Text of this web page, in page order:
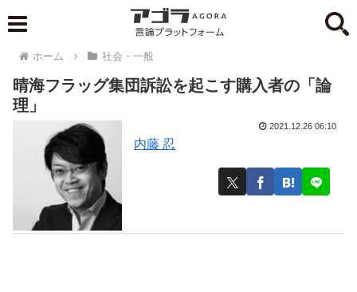
ホーム 社会・一般
晴海フラッグ集団訴訟を起こす購入者の「論
理」
内藤 忍
2021.12.26 06:10